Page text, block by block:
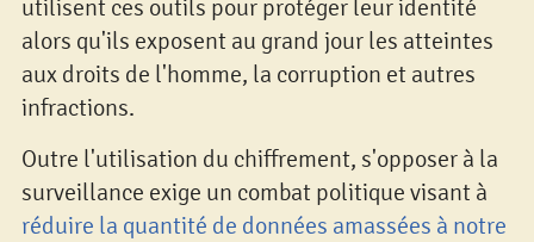
utilisent ces outils pour protéger leur identité
alors qu'ils exposent au grand jour les atteintes
aux droits de l'homme, la corruption et autres
infractions.
Outre l'utilisation du chiffrement, s'opposer à la
surveillance exige un combat politique visant à
réduire la quantité de données amassées à notre